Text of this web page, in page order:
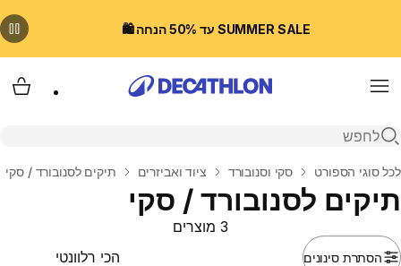
SUMMER SALE עד 50% הנחה 🛍️
Menu
פתיחת חיפוש
בית
לכל סוגי הספורט סקי וסנובורד ציוד ואביזרים תיקים לסנובורד / סקי
תיקים לסנובורד / סקי
הסתרת סינונים
3 מוצרים
מיין לפי:(optional)